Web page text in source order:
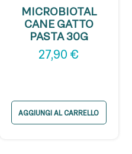
MICROBIOTAL
CANE GATTO
PASTA 30G
27,90 €
AGGIUNGI AL CARRELLO